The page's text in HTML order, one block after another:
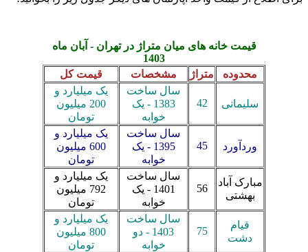
قیمت خانه های میان متراژ در تهران - آبان ماه
1403
محدوده
متراژ مشخصات قیمت کل
سلیمانی 42
سال ساخت
1383 - یک
خوابه
یک میلیارد و
200 میلیون
تومان
وردآورد 45
سال ساخت
1395 - یک
خوابه
یک میلیارد و
600 میلیون
تومان
مبارک آباد
بهشتی
56
سال ساخت
1401 - یک
خوابه
یک میلیارد و
792 میلیون
تومان
قیام
دشت
75
سال ساخت
1403 - دو
خوابه
یک میلیارد و
800 میلیون
تومان